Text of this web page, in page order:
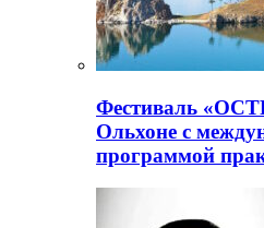
Фестиваль
Ольхоне с
программой